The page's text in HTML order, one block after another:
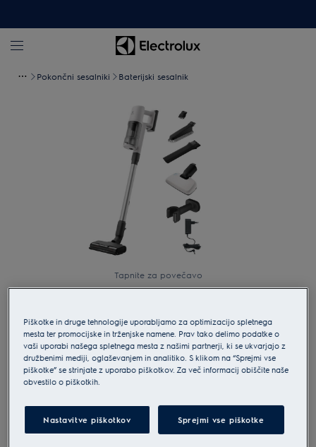
Pokončni sesalniki Baterijski sesalnik
Tapnite za povečavo
EP61HB21UV
Electrolux pokončni sesalnik serije
600 brez vrečke Shell White 50
mins
4.8 (366)
Piškotke in druge tehnologije uporabljamo za optimizacijo spletnega
mesta ter promocijske in trženjske namene. Prav tako delimo podatke o
vaši uporabi našega spletnega mesta z našimi partnerji, ki se ukvarjajo z
družbenimi mediji, oglaševanjem in analitiko. S klikom na “Sprejmi vse
piškotke” se strinjate z uporabo piškotkov. Za več informacij obiščite naše
obvestilo o piškotkih.
Nastavitve piškotkov Sprejmi vse piškotke